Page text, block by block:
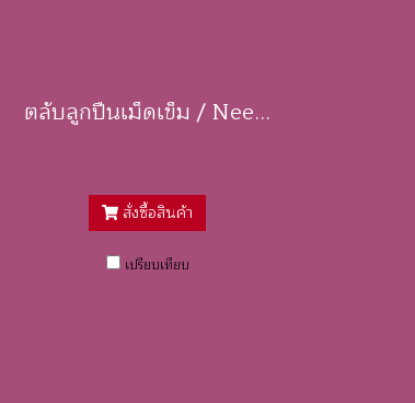
ตลับลูกปืนเม็ดเข็ม / Needle Bearings
สั่งซื้อสินค้า
เปรียบเทียบ